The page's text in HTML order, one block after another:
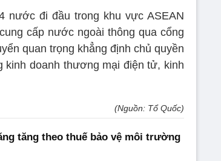
nước đi đầu trong khu vực ASEAN
cấp nước ngoài thông qua cổng
quan trọng khẳng định chủ quyền
kinh doanh thương mại điện tử, kinh
(Nguồn: Tổ Quốc)
tăng theo thuế bảo vệ môi trường